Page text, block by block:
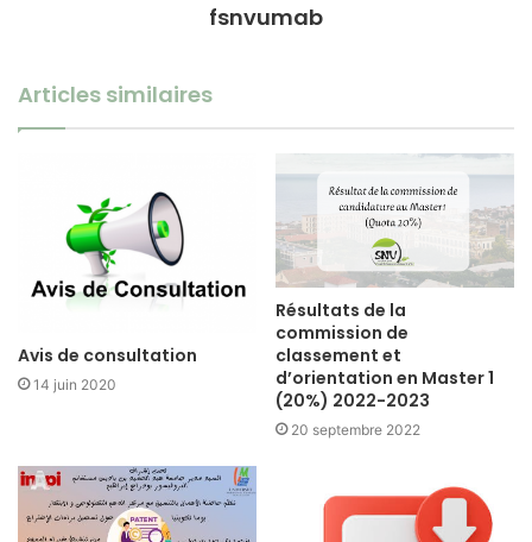
fsnvumab
Articles similaires
Avis de consultation
14 juin 2020
Résultats de la
commission de
classement et
d’orientation en Master 1
(20%) 2022-2023
20 septembre 2022